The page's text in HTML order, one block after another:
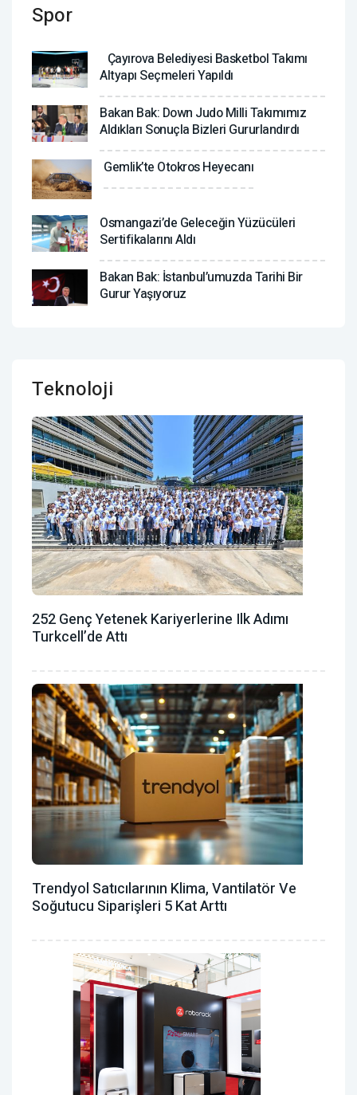
Spor
Çayırova Belediyesi Basketbol Takımı
Altyapı Seçmeleri Yapıldı
Bakan Bak: Down Judo Milli Takımımız
Aldıkları Sonuçla Bizleri Gururlandırdı
Gemlik’te Otokros Heyecanı
Osmangazi’de Geleceğin Yüzücüleri
Sertifikalarını Aldı
Bakan Bak: İstanbul’umuzda Tarihi Bir
Gurur Yaşıyoruz
Teknoloji
252 Genç Yetenek Kariyerlerine Ilk Adımı
Turkcell’de Attı
Trendyol Satıcılarının Klima, Vantilatör ‎ve
Soğutucu Siparişleri 5 Kat Arttı